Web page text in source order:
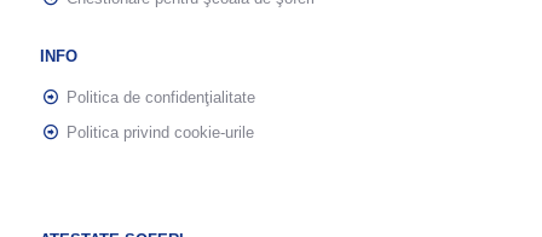
INFO
Politica de confidenţialitate
Politica privind cookie-urile